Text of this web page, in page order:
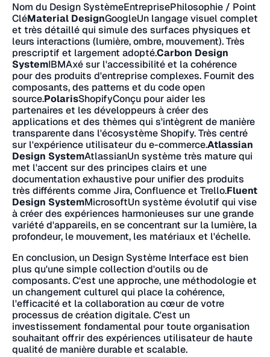
Nom du Design SystèmeEntreprisePhilosophie / Point
CléMaterial DesignGoogleUn langage visuel complet
et très détaillé qui simule des surfaces physiques et
leurs interactions (lumière, ombre, mouvement). Très
prescriptif et largement adopté.Carbon Design
SystemIBMAxé sur l'accessibilité et la cohérence
pour des produits d'entreprise complexes. Fournit des
composants, des patterns et du code open
source.PolarisShopifyConçu pour aider les
partenaires et les développeurs à créer des
applications et des thèmes qui s'intègrent de manière
transparente dans l'écosystème Shopify. Très centré
sur l'expérience utilisateur du e-commerce.Atlassian
Design SystemAtlassianUn système très mature qui
met l'accent sur des principes clairs et une
documentation exhaustive pour unifier des produits
très différents comme Jira, Confluence et Trello.Fluent
Design SystemMicrosoftUn système évolutif qui vise
à créer des expériences harmonieuses sur une grande
variété d'appareils, en se concentrant sur la lumière, la
profondeur, le mouvement, les matériaux et l'échelle.
En conclusion, un Design Système Interface est bien
plus qu'une simple collection d'outils ou de
composants. C'est une approche, une méthodologie et
un changement culturel qui place la cohérence,
l'efficacité et la collaboration au cœur de votre
processus de création digitale. C'est un
investissement fondamental pour toute organisation
souhaitant offrir des expériences utilisateur de haute
qualité de manière durable et scalable.